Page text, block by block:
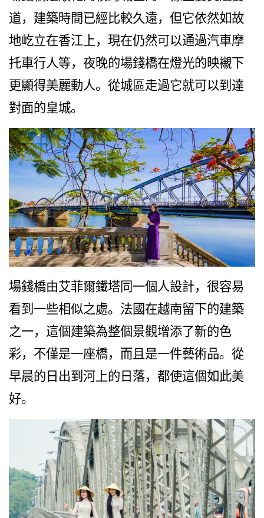
道，建築時間已經比較久遠，但它依然如故
地屹立在香江上，現在仍然可以通過汽車摩
托車行人等，夜晚的場錢橋在燈光的映襯下
更顯得美麗動人。從城區走過它就可以到達
對面的皇城。
場錢橋由艾菲爾鐵塔同一個人設計，很容易
看到一些相似之處。法國在越南留下的建築
之一，這個建築為整個景觀增添了新的色
彩，不僅是一座橋，而且是一件藝術品。從
早晨的日出到河上的日落，都使這個如此美
好。